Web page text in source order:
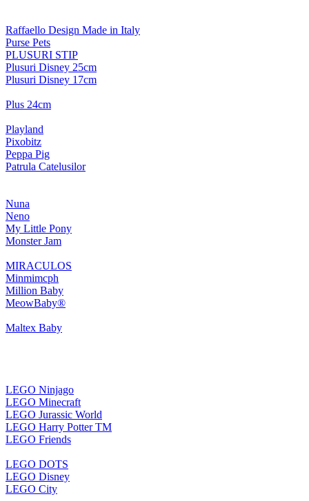
Raffaello Design Made in Italy
Purse Pets
PLUSURI STIP
Plusuri Disney 25cm
Plusuri Disney 17cm
Plus 24cm
Playland
Pixobitz
Peppa Pig
Patrula Catelusilor
Nuna
Neno
My Little Pony
Monster Jam
MIRACULOS
Minmimcph
Million Baby
MeowBaby®
Maltex Baby
LEGO Ninjago
LEGO Minecraft
LEGO Jurassic World
LEGO Harry Potter TM
LEGO Friends
LEGO DOTS
LEGO Disney
LEGO City